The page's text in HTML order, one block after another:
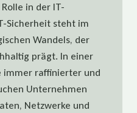
in der IT-
Sicherheit steht im
Wandels, der
prägt. In einer
immer raffinierter und
Unternehmen
Netzwerke und